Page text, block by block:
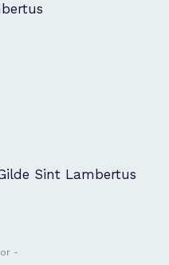
Sint Lambertus
-